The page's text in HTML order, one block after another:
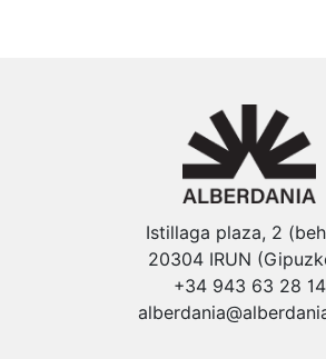
Istillaga plaza, 2
20304 IRUN
+34 943 63 28 14